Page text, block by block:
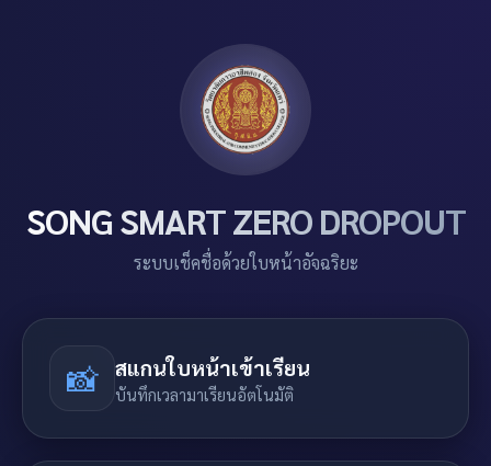
SONG SMART ZERO DROPOUT
ระบบเช็คชื่อด้วยใบหน้าอัจฉริยะ
📸 สแกนใบหน้าเข้าเรียน
บันทึกเวลามาเรียนอัตโนมัติ